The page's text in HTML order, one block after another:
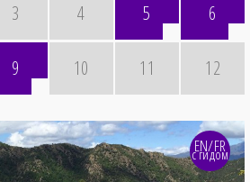
3 4 5 6
9 10 11 12
EN/FR
с гидом